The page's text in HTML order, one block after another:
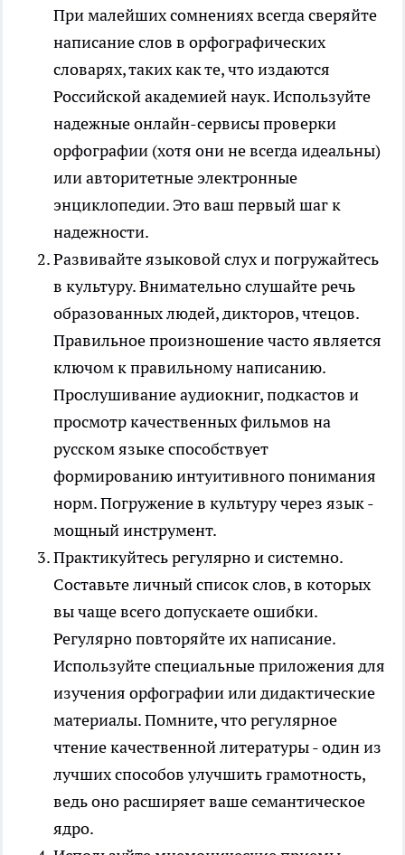
При малейших сомнениях всегда сверяйте
написание слов в орфографических
словарях, таких как те, что издаются
Российской академией наук. Используйте
надежные онлайн-сервисы проверки
орфографии (хотя они не всегда идеальны)
или авторитетные электронные
энциклопедии. Это ваш первый шаг к
надежности.
Развивайте языковой слух и погружайтесь
в культуру. Внимательно слушайте речь
образованных людей, дикторов, чтецов.
Правильное произношение часто является
ключом к правильному написанию.
Прослушивание аудиокниг, подкастов и
просмотр качественных фильмов на
русском языке способствует
формированию интуитивного понимания
норм. Погружение в культуру через язык -
мощный инструмент.
Практикуйтесь регулярно и системно.
Составьте личный список слов, в которых
вы чаще всего допускаете ошибки.
Регулярно повторяйте их написание.
Используйте специальные приложения для
изучения орфографии или дидактические
материалы. Помните, что регулярное
чтение качественной литературы - один из
лучших способов улучшить грамотность,
ведь оно расширяет ваше семантическое
ядро.